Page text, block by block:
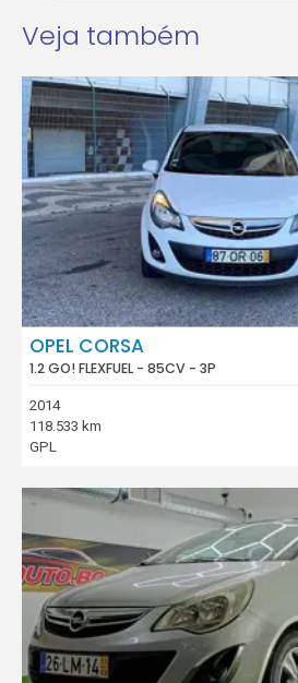
Veja também
OPEL CORSA
1.2 GO! FLEXFUEL - 85CV - 3P
2014
118.533 km
GPL